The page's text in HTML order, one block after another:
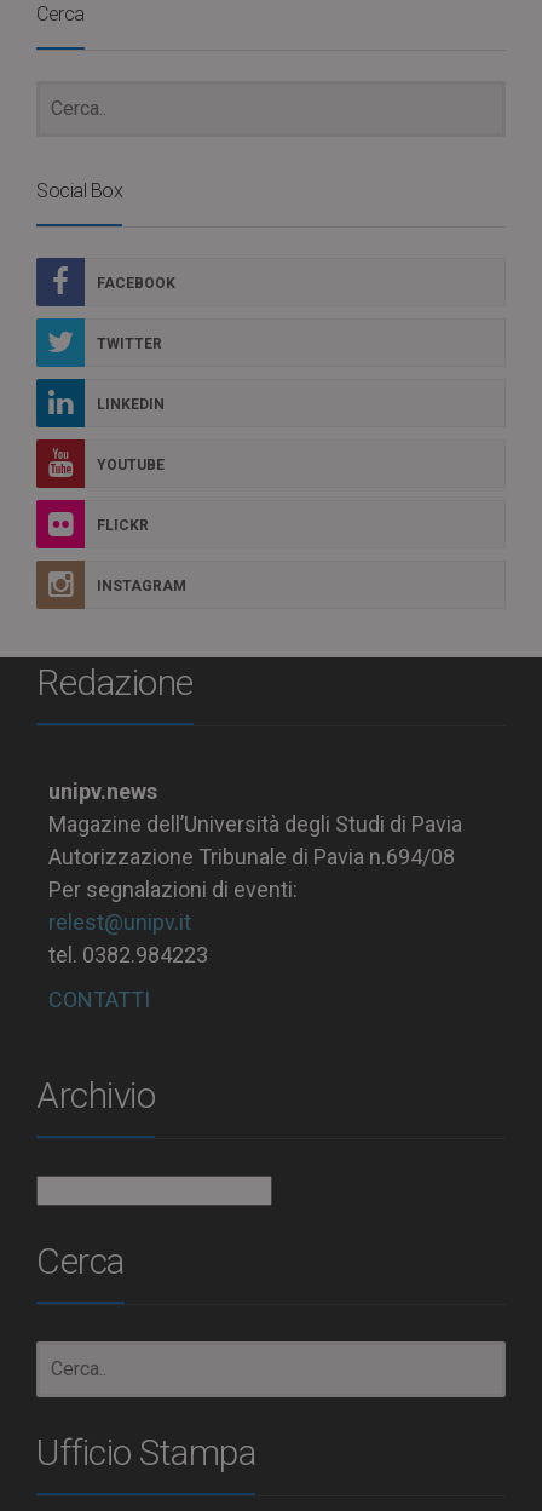
Cerca
Social Box
FACEBOOK
TWITTER
LINKEDIN
YOUTUBE
FLICKR
INSTAGRAM
Redazione
unipv.news
Magazine dell’Università degli Studi di Pavia
Autorizzazione Tribunale di Pavia n.694/08
Per segnalazioni di eventi:
relest@unipv.it
tel. 0382.984223
CONTATTI
Archivio
Cerca
Ufficio Stampa